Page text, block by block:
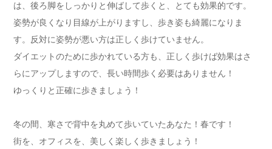
は、後ろ脚をしっかりと伸ばして歩くと、とても効果的です。
姿勢が良くなり目線が上がりますし、歩き姿も綺麗になりま
す。反対に姿勢が悪い方は正しく歩けていません。
ダイエットのために歩かれている方も、正しく歩けば効果はさ
らにアップしますので、長い時間歩く必要はありません！
ゆっくりと正確に歩きましょう！
冬の間、寒さで背中を丸めて歩いていたあなた！春です！
街を、オフィスを、美しく楽しく歩きましょう！